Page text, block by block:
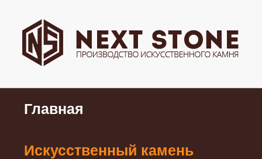
Главная
Искусственный камень